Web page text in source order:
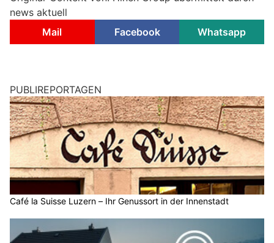
news aktuell
Mail
Facebook Whatsapp
PUBLIREPORTAGEN
Café la Suisse Luzern – Ihr Genussort in der Innenstadt